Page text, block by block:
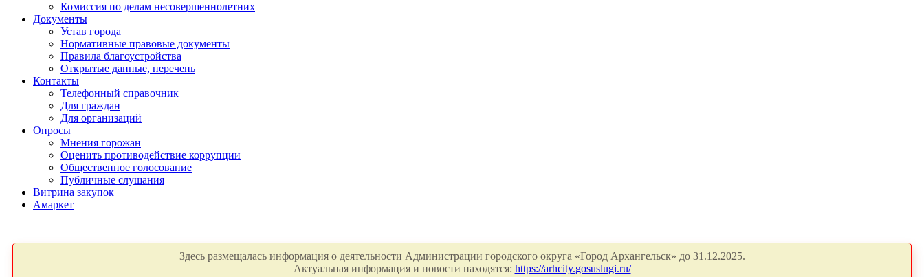
Комиссия по делам несовершеннолетних
Документы
Устав города
Нормативные правовые документы
Правила благоустройства
Открытые данные, перечень
Контакты
Телефонный справочник
Для граждан
Для организаций
Опросы
Мнения горожан
Оценить противодействие коррупции
Общественное голосование
Публичные слушания
Витрина закупок
Амаркет
Здесь размещалась информация о деятельности Администрации городского округа «Город Архангельск» до 31.12.2025.
Актуальная информация и новости находятся: https://arhcity.gosuslugi.ru/